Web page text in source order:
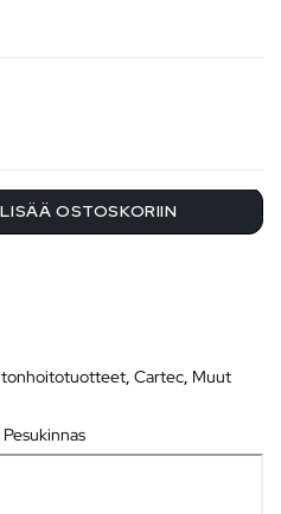
LISÄÄ OSTOSKORIIN
, Cartec, Muut
Pesukinnas